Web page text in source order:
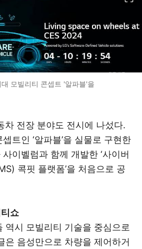
모빌리티 콘셉트 '알파블'을
차 전장 분야도 전시에 나섰다.
트인 ‘알파블’을 실물로 구현한
이벨럼과 함께 개발한 ‘사이버
콕핏 플랫폼’을 처음으로 공
쇼
역시 모빌리티 기술을 중심으로
은 음성만으로 차량을 제어하거